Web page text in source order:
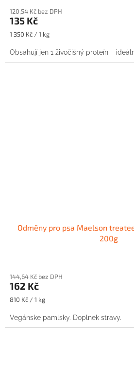
120,54 Kč bez DPH
135 Kč
Měrná
1 350 Kč / 1 kg
Obsahují jen 1 živočišný proteín –
Odměny pro psa Maelson
200g
144,64 Kč bez DPH
162 Kč
Měrná
810 Kč / 1 kg
Vegánske pamlsky. Doplnek stravy.